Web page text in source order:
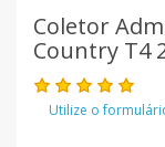
Coletor
Country T4
Utilize o